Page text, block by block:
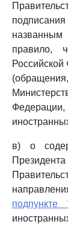
названным
правило,
в) о
подпункте